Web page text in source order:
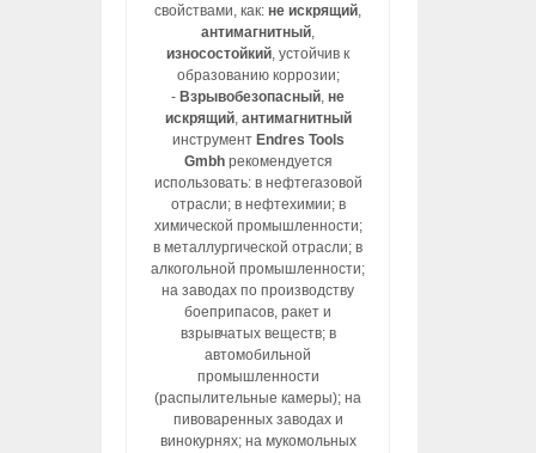
свойствами, как:не искрящий,
антимагнитный,
износостойкий, устойчив к
образованию коррозии;
- Взрывобезопасный,не
искрящий, антимагнитный
инструмент Endres Tools
Gmbhрекомендуется
использовать: в нефтегазовой
отрасли; в нефтехимии; в
химической промышленности;
в металлургической отрасли; в
алкогольной промышленности;
на заводах по производству
боеприпасов, ракет и
взрывчатых веществ; в
автомобильной
промышленности
(распылительные камеры); на
пивоваренных заводах и
винокурнях; на мукомольных